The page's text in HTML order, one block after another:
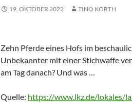
19. OKTOBER 2022 TINO KORTH
Zehn Pferde eines Hofs im
Unbekannter mit einer Stichwaffe
am Tag danach? Und was …
Quelle: https://www.lkz.de/lokales/